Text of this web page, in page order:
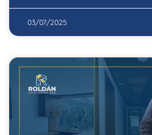
03/07/2025